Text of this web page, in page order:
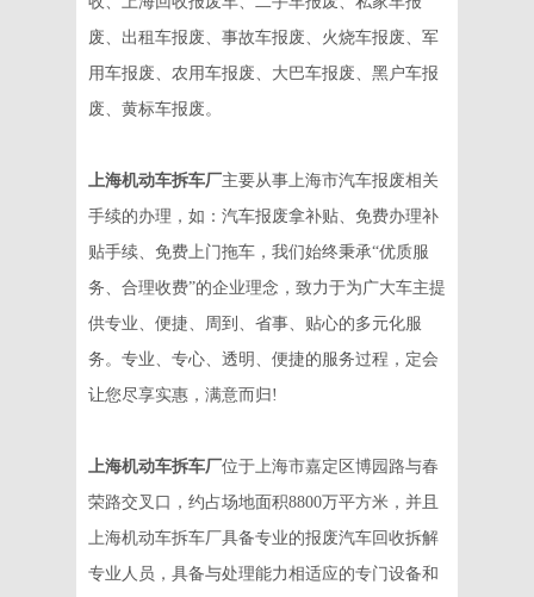
废、出租车报废、事故车报废、火烧车报废、军
用车报废、农用车报废、大巴车报废、黑户车报
废、黄标车报废。
上海机动车拆车厂主要从事上海市汽车报废相关
手续的办理，如：汽车报废拿补贴、免费办理补
贴手续、免费上门拖车，我们始终秉承“优质服
务、合理收费”的企业理念，致力于为广大车主提
供专业、便捷、周到、省事、贴心的多元化服
务。专业、专心、透明、便捷的服务过程，定会
让您尽享实惠，满意而归!
上海机动车拆车厂位于上海市嘉定区博园路与春
荣路交叉口，约占场地面积8800万平方米，并且
上海机动车拆车厂具备专业的报废汽车回收拆解
专业人员，具备与处理能力相适应的专门设备和